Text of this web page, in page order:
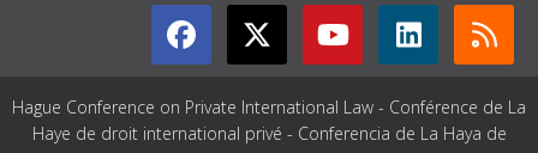
Hague Conference on Private International Law - Conférence de La
Haye de droit international privé - Conferencia de La Haya de